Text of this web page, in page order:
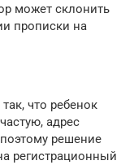
может склонить
прописки на
что ребенок
адрес
поэтому решение
регистрационный